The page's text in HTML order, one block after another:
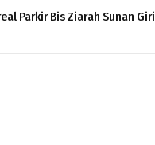
Parkir Bis Ziarah Sunan Giri